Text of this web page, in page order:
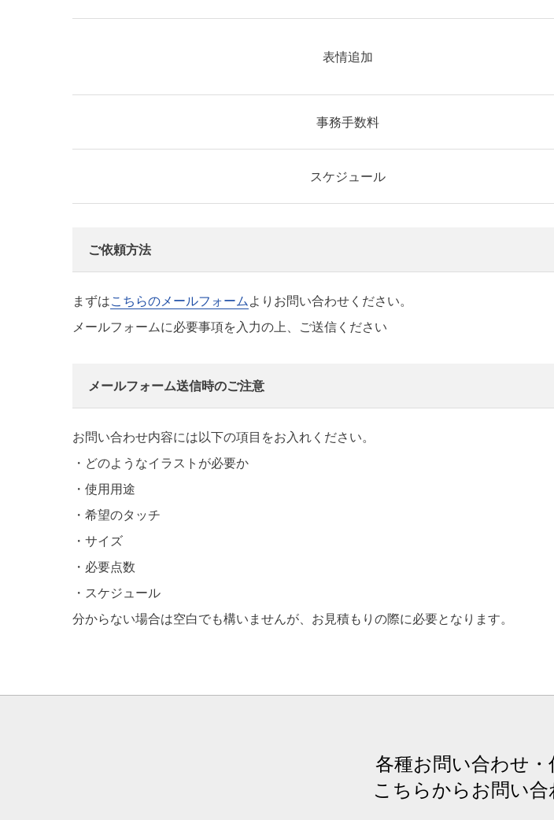
表情追加
事務手数料
スケジュール
ご依頼方法
まずはこちらのメールフォームよりお問い合わせください。
メールフォームに必要事項を入力の上、ご送信ください
メールフォーム送信時のご注意
お問い合わせ内容には以下の項目をお入れください。
・どのようなイラストが必要か
・使用用途
・希望のタッチ
・サイズ
・必要点数
・スケジュール
分からない場合は空白でも構いませんが、お見積もりの際に必要となります。
各種お問い合わせ
こちらからお問い合